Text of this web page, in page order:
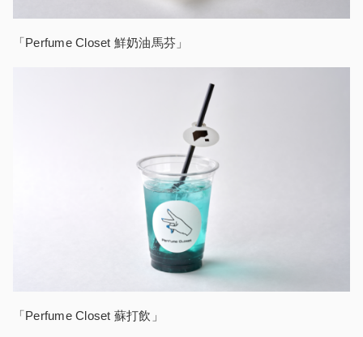
「Perfume Closet 鮮奶油馬芬」
「Perfume Closet 蘇打飲」